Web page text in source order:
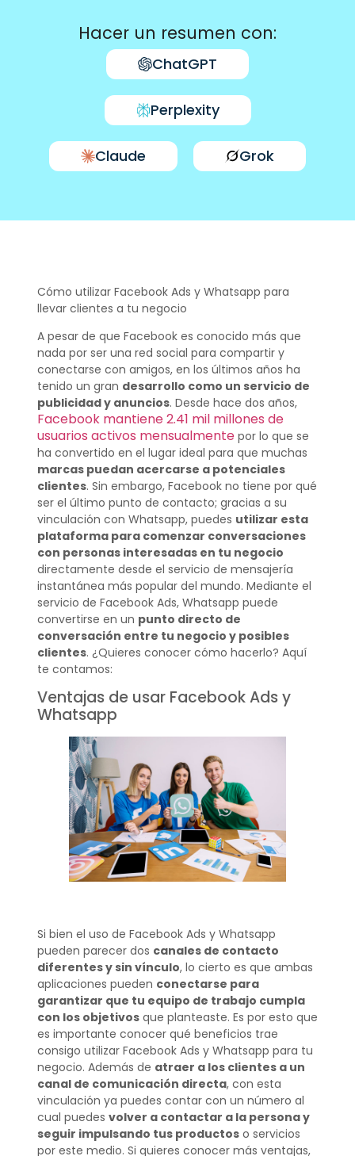
Hacer un resumen con:
ChatGPT
Perplexity
Claude Grok
Cómo utilizar Facebook Ads y Whatsapp para
llevar clientes a tu negocio
A pesar de que Facebook es conocido más que
nada por ser una red social para compartir y
conectarse con amigos, en los últimos años ha
tenido un gran desarrollo como un servicio de
publicidad y anuncios. Desde hace dos años,
Facebook mantiene 2.41 mil millones de
usuarios activos mensualmentepor lo que se
ha convertido en el lugar ideal para que muchas
marcas puedan acercarse a potenciales
clientes. Sin embargo, Facebook no tiene por qué
ser el último punto de contacto; gracias a su
vinculación con Whatsapp, puedes utilizar esta
plataforma para comenzar conversaciones
con personas interesadas en tu negocio
directamente desde el servicio de mensajería
instantánea más popular del mundo. Mediante el
servicio de Facebook Ads, Whatsapp puede
convertirse en un punto directo de
conversación entre tu negocio y posibles
clientes. ¿Quieres conocer cómo hacerlo? Aquí
te contamos:
Ventajas de usar Facebook Ads y
Whatsapp
Si bien el uso de Facebook Ads y Whatsapp
pueden parecer dos canales de contacto
diferentes y sin vínculo, lo cierto es que ambas
aplicaciones pueden conectarse para
garantizar que tu equipo de trabajo cumpla
con los objetivosque planteaste. Es por esto que
es importante conocer qué beneficios trae
consigo utilizar Facebook Ads y Whatsapp para tu
negocio. Además de atraer a los clientes a un
canal de comunicación directa, con esta
vinculación ya puedes contar con un número al
cual puedes volver a contactar a la persona y
seguir impulsando tus productoso servicios
por este medio. Si quieres conocer más ventajas,